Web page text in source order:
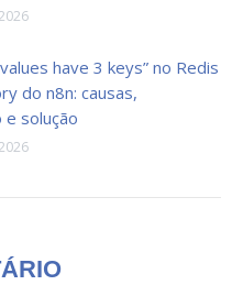
have 3 keys” no Redis
do n8n: causas,
solução